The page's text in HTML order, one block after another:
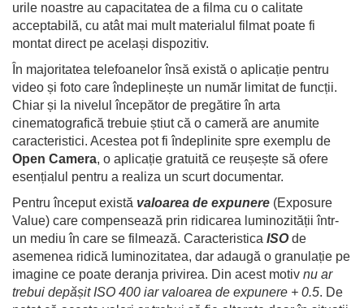
urile noastre au capacitatea de a filma cu o calitate
acceptabilă, cu atât mai mult materialul filmat poate fi
montat direct pe același dispozitiv.
În majoritatea telefoanelor însă există o aplicație pentru
video și foto care îndeplinește un număr limitat de funcții.
Chiar și la nivelul începător de pregătire în arta
cinematografică trebuie știut că o cameră are anumite
caracteristici. Acestea pot fi îndeplinite spre exemplu de
Open Camera, o aplicație gratuită ce reușește să ofere
esențialul pentru a realiza un scurt documentar.
Pentru început există valoarea de expunere (Exposure
Value) care compensează prin ridicarea luminozității într-
un mediu în care se filmează. Caracteristica ISOde
asemenea ridică luminozitatea, dar adaugă o granulație pe
imagine ce poate deranja privirea. Din acest motiv nu ar
trebui depășit ISO 400 iar valoarea de expunere + 0.5. De